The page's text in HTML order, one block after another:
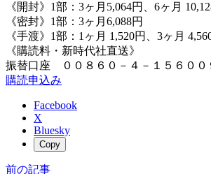
《開封》1部：3ヶ月5,064円、6ヶ月
《密封》1部：3ヶ月6,088円
《手渡》1部：1ヶ月 1,520円、3ヶ月
《購読料・新時代社直送》
振替口座 ００８６０－４－１５６０
購読申込み
Facebook
X
Bluesky
Copy
前の記事